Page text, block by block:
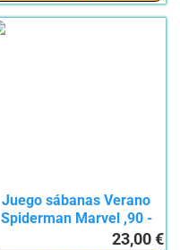
Juego sábanas Verano
Spiderman Marvel ,90 -
23,00 €